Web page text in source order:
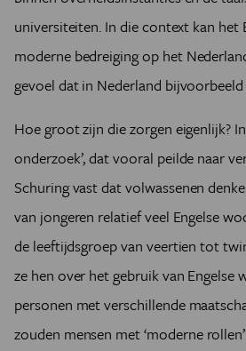
universiteiten. In die context kan het
moderne bedreiging op het
gevoel dat in Nederland bijvoorbeeld
Hoe groot zijn die zorgen eigenlijk?
onderzoek’, dat vooral peilde naar
Schuring vast dat volwassenen
van jongeren relatief veel Engelse
de leeftijdsgroep van veertien tot
ze hen over het gebruik van Engelse
personen met verschillende
zouden mensen met ‘moderne